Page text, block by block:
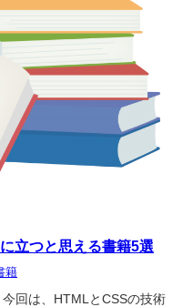
立つと思える書籍5選
籍
回は、HTMLとCSSの技術